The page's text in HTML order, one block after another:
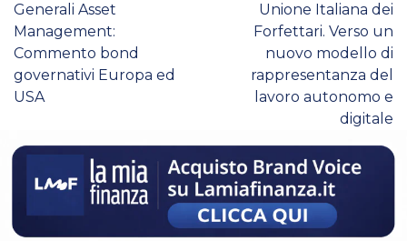
Generali Asset
Management:
Commento bond
governativi Europa ed
USA
Unione Italiana dei
Forfettari. Verso un
nuovo modello di
rappresentanza del
lavoro autonomo e
digitale